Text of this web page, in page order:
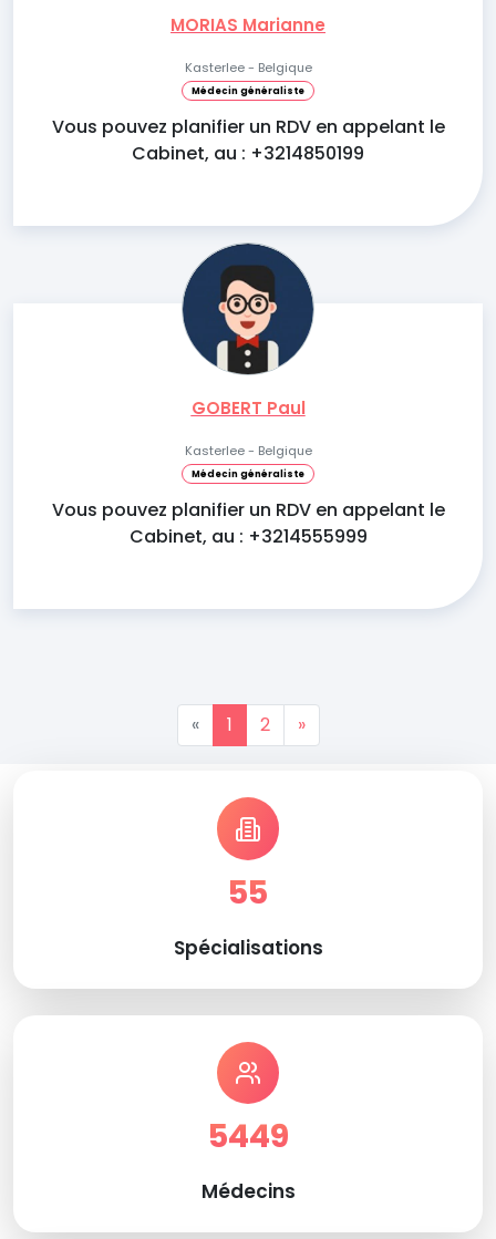
MORIAS Marianne
Kasterlee - Belgique
Médecin généraliste
Vous pouvez planifier un RDV en appelant le
Cabinet, au : +3214850199
GOBERT Paul
Kasterlee - Belgique
Médecin généraliste
Vous pouvez planifier un RDV en appelant le
Cabinet, au : +3214555999
« 1 2 »
55
Spécialisations
5449
Médecins